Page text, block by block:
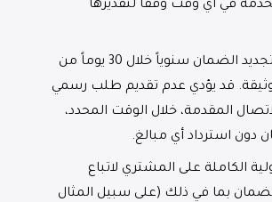
في أي وقت وفقاً لتقديرها
يجب طلب تجديد الضمان سنوياً خلال 30 يوماً من
وثيقة. قد يؤدي عدم تقديم طلب رسمي
المقدمة، خلال الوقت المحدد،
دون استرداد أي مبالغ.
الكاملة على المشتري لاتباع
بما في ذلك (على سبيل المثال